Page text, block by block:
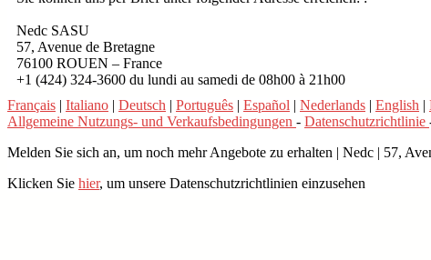
Nedc SASU
57, Avenue de Bretagne
76100 ROUEN – France
+1 (424) 324-3600 du lundi au samedi de 08h00 à 21h00
Français | Italiano | Deutsch | Português | Español | Nederlands | English |
Allgemeine Nutzungs- und Verkaufsbedingungen - Datenschutzrichtlinie
Melden Sie sich an, um noch mehr Angebote zu erhalten | Nedc | 57,
Klicken Sie hier, um unsere Datenschutzrichtlinien einzusehen